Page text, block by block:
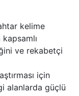
kelime
ve rekabetçi
için
alanlarda güçlü